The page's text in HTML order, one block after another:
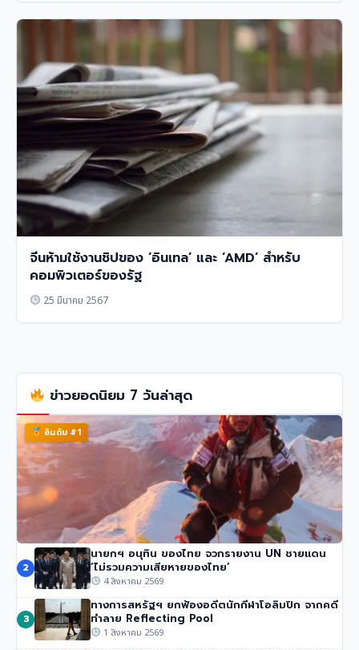
จีนห้ามใช้งานชิปของ ‘อินเทล’ และ ‘AMD’ สำหรับ
คอมพิวเตอร์ของรัฐ
25 มีนาคม 2567
ข่าวยอดนิยม 7 วันล่าสุด
อันดับ #1
นักปีนเขาชื่อดัง นิมมัล ปูร์จา เสียชีวิตในหิมะถล่มปากีสถาน
51 วิว• 1 สิงหาคม 2569
2
นายกฯ อนุทิน ของไทย จวกรายงาน UN ชายแดน
‘ไม่รวมความเสียหายของไทย’
4 สิงหาคม 2569
3
ทางการสหรัฐฯ ยกฟ้องอดีตนักกีฬาโอลิมปิก จากคดี
ทำลาย Reflecting Pool
1 สิงหาคม 2569